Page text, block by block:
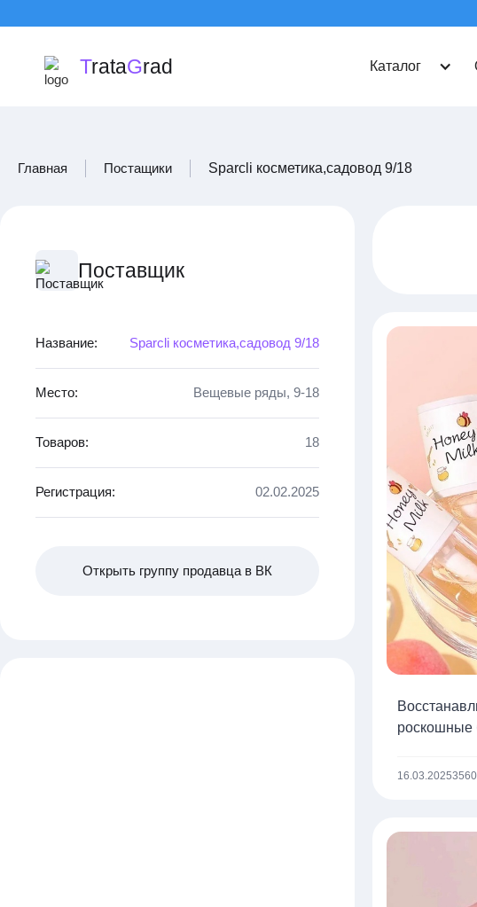
TrataGrad Каталог
Главная Постащики Sparcli косметика,садовод 9/18
Поставщик
Название: Sparcli косметика,садовод 9/18
Место: Вещевые ряды, 9-18
Товаров: 18
Регистрация: 02.02.2025
Открыть группу продавца в ВК
роскошные
16.03.2025